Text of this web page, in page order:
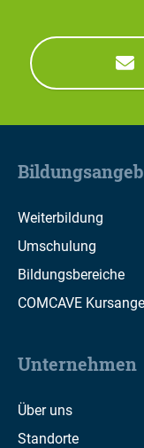
Weiterbildung
Umschulung
Bildungsbereiche
COMCAVE
Unternehmen
Über uns
Standorte